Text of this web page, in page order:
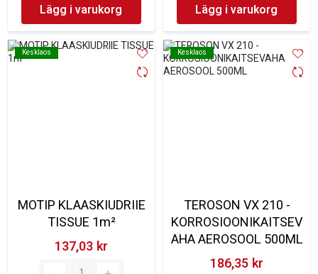
Lägg i varukorg Lägg i varukorg
Kesklaos
Kesklaos
MOTIP KLAASKIUDRIIE
TISSUE 1m²
137,03 kr‎
Kesklaos
Kesklaos
TEROSON VX 210 -
KORROSIOONIKAITSEV
AHA AEROSOOL 500ML
186,35 kr‎